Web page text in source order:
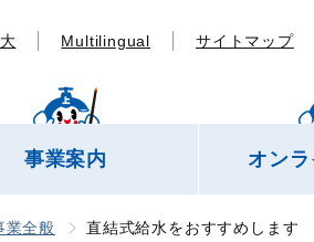
Multilingual サイトマップ
事業案内 オン
業全般 直結式給水をおすすめします